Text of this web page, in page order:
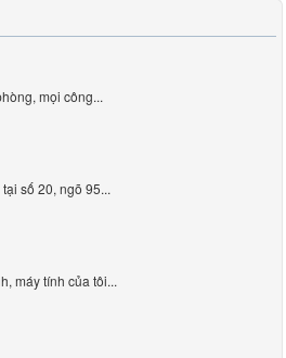
mọi công...
số 20, ngõ 95...
máy tính của tôi...